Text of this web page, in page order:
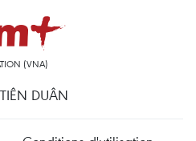
(VNA)
DUÂN